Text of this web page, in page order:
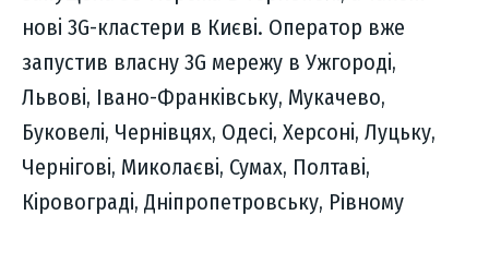
нові 3G-кластери в Києві. Оператор вже
запустив власну 3G мережу в Ужгороді,
Львові, Івано-Франківську, Мукачево,
Буковелі, Чернівцях, Одесі, Херсоні, Луцьку,
Чернігові, Миколаєві, Сумах, Полтаві,
Кіровограді, Дніпропетровську, Рівному